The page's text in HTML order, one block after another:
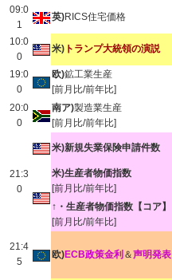
09:0
1
英)RICS住宅価格
10:0
0
米) トランプ大統領の演説
19:0
0
欧)鉱工業生産
[前月比/前年比]
20:0
0
南ア)製造業生産
[前月比/前年比]
21:3
0
米)新規失業保険申請件数
米)生産者物価指数
[前月比/前年比]
↑・生産者物価指数【コア】
[前月比/前年比]
21:4
5
欧)ECB政策金利 ＆声明発表